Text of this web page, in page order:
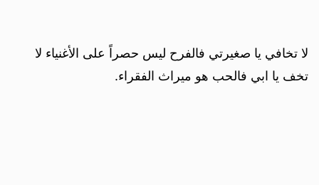
لا تخافي يا صغيرتي فالفرح ليس حصراً على الأغنياء لا
تخف يا ابي فالحب هو ميراث الفقراء.